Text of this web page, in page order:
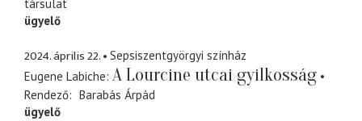
társulat
ügyelő
2024. április 22.
Sepsiszentgyörgyi színház
Eugene Labiche A Lourcine utcai gyilkosság
Rendező
Barabás Árpád
ügyelő